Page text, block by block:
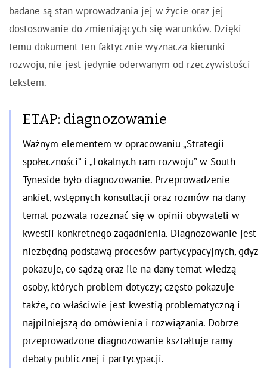
badane są stan wprowadzania jej w życie oraz jej
dostosowanie do zmieniających się warunków. Dzięki
temu dokument ten faktycznie wyznacza kierunki
rozwoju, nie jest jedynie oderwanym od rzeczywistości
tekstem.
ETAP: diagnozowanie
Ważnym elementem w opracowaniu „Strategii
społeczności” i „Lokalnych ram rozwoju” w South
Tyneside było diagnozowanie. Przeprowadzenie
ankiet, wstępnych konsultacji oraz rozmów na dany
temat pozwala rozeznać się w opinii obywateli w
kwestii konkretnego zagadnienia. Diagnozowanie jest
niezbędną podstawą procesów partycypacyjnych, gdyż
pokazuje, co sądzą oraz ile na dany temat wiedzą
osoby, których problem dotyczy; często pokazuje
także, co właściwie jest kwestią problematyczną i
najpilniejszą do omówienia i rozwiązania. Dobrze
przeprowadzone diagnozowanie kształtuje ramy
debaty publicznej i partycypacji.